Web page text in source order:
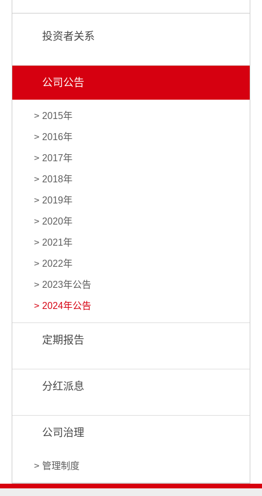
投资者关系
公司公告
2015年
2016年
2017年
2018年
2019年
2020年
2021年
2022年
2023年公告
2024年公告
定期报告
分红派息
公司治理
管理制度